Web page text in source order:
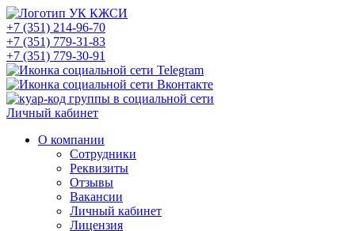
+7 (351) 214-96-70
+7 (351) 779-31-83
+7 (351) 779-30-91
Личный кабинет
О компании
Сотрудники
Реквизиты
Отзывы
Вакансии
Личный кабинет
Лицензия